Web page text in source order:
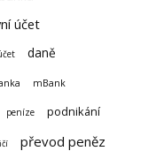
účet
daně
mBank
peníze podnikání
převod peněz